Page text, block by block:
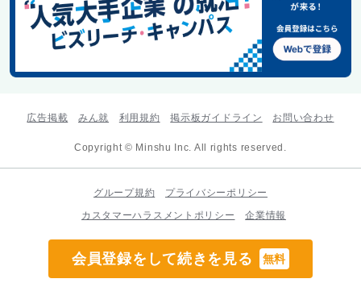
会員登録をして続きを見る 無料
広告掲載 みん就 利用規約 掲示板ガイドライン お問い合わせ
Copyright © Minshu Inc. All rights reserved.
グループ規約
プライバシーポリシー
カスタマーハラスメントポリシー
企業情報